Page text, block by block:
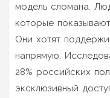
модель сломана.
которые
Они хотят
напрямую.
28% российских
эксклюзивный